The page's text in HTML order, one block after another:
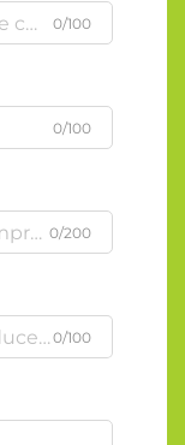
0/100
0/100
0/200
0/100